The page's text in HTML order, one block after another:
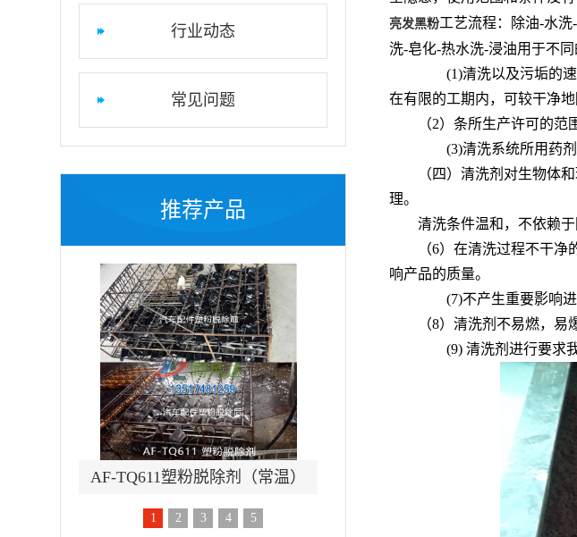
行业动态
常见问题
推荐产品
AF-TQ611塑粉脱除剂（常温） AF-TQ601钢铁脱漆剂
1 2 3 4 5
亮发黑粉工艺流程：除油-水
洗-皂化-热水洗-浸油用于不
(1)清洗以及污垢的速
在有限的工期内，可较干净地
（2）条所生产许可的
(3)清洗系统所用药剂
（四）清洗剂对生物体
理。
清洗条件温和，不依赖
（6）在清洗过程不干
响产品的质量。
(7)不产生重要影响进
（8）清洗剂不易燃，
(9) 清洗剂进行要求我